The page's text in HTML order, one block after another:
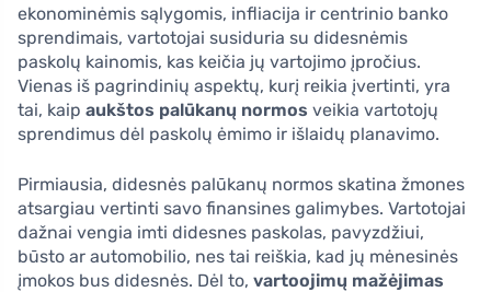
ekonominėmis sąlygomis, infliacija ir centrinio banko
sprendimais, vartotojai susiduria su didesnėmis
paskolų kainomis, kas keičia jų vartojimo įpročius.
Vienas iš pagrindinių aspektų, kurį reikia įvertinti, yra
tai, kaip aukštos palūkanų normos veikia vartotojų
sprendimus dėl paskolų ėmimo ir išlaidų planavimo.
Pirmiausia, didesnės palūkanų normos skatina žmones
atsargiau vertinti savo finansines galimybes. Vartotojai
dažnai vengia imti didesnes paskolas, pavyzdžiui,
būsto ar automobilio, nes tai reiškia, kad jų mėnesinės
įmokos bus didesnės. Dėl to, vartoojimų mažėjimas